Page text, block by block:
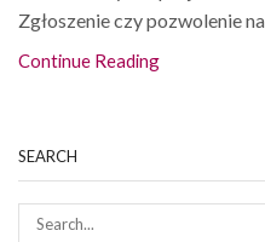
Zgłoszenie czy pozwolenie
Continue Reading
SEARCH